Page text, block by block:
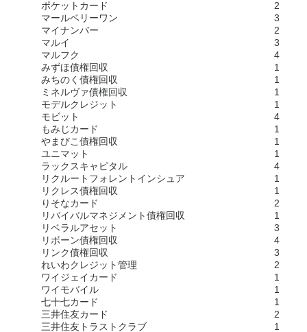
ポケットカード
2
マールベリーワン
3
マイナンバー
2
マルイ
3
マルフク
4
みずほ債権回収
1
みちのく債権回収
1
ミネルヴァ債権回収
1
モデルクレジット
1
モビット
4
もみじカード
1
やまびこ債権回収
1
ユニマット
1
ラックスキャピタル
4
リクルートフォレントインシュア
1
リクレス債権回収
1
りそなカード
2
リバイバルマネジメント債権回収
1
リベラルアセット
3
リボーン債権回収
4
リンク債権回収
3
れいわクレジット管理
2
ワイジェイカード
1
ワイモバイル
1
七十七カード
1
三井住友カード
2
三井住友トラストクラブ
1